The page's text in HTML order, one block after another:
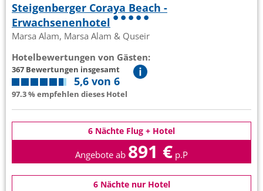
Steigenberger Coraya Beach -
Erwachsenenhotel
Marsa Alam, Marsa Alam & Quseir
Hotelbewertungen von Gästen:
367 Bewertungen insgesamt
5,6 von 6
97.3 % empfehlen dieses Hotel
6 Nächte Flug + Hotel
Angebote ab 891 € p.P
6 Nächte nur Hotel